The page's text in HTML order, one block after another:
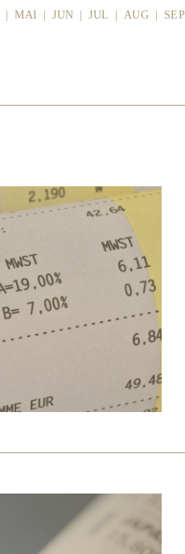
|MAI |JUN |JUL |AUG SEP